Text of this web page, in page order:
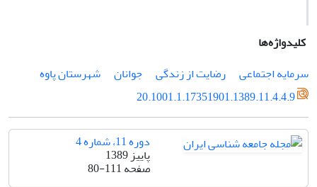
کلیدواژه‌ها
سرمایه اجتماعى
رضایت از زندگى جوانان
شهرستان پاوه
20.1001.1.17351901.1389.11.4.4.9
دوره 11، شماره 4
پاییز 1389
صفحه80-111